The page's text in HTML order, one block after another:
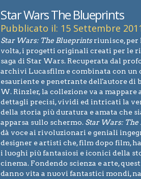
Star Wars The Blueprints
Pubblicato il: 15 Settembre
Star Wars: The Blueprintsriunisce, per
volta, i progetti originali creati per le
saga di Star Wars. Recuperata dal
archivi Lucasfilm e combinata con un
esauriente e penetrante dell'autore di
W. Rinzler, la collezione va a mappare
dettagli precisi, vividi ed intricati la
della storia più duratura e amata che
apparsa sullo schermo. Star Wars:
dà voce ai rivoluzionari e geniali
designer e artisti che, film dopo film,
i luoghi più fantasiosi e iconici della
cinema. Fondendo scienza e arte,
danno vita a nuovi fantastici mondi,